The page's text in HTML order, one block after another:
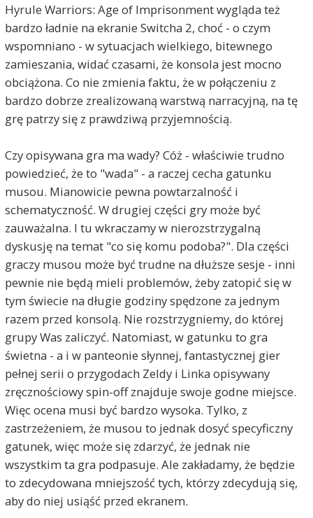
Hyrule Warriors: Age of Imprisonment wygląda też
bardzo ładnie na ekranie Switcha 2, choć - o czym
wspomniano - w sytuacjach wielkiego, bitewnego
zamieszania, widać czasami, że konsola jest mocno
obciążona. Co nie zmienia faktu, że w połączeniu z
bardzo dobrze zrealizowaną warstwą narracyjną, na tę
grę patrzy się z prawdziwą przyjemnością.
Czy opisywana gra ma wady? Cóż - właściwie trudno
powiedzieć, że to "wada" - a raczej cecha gatunku
musou. Mianowicie pewna powtarzalność i
schematyczność. W drugiej części gry może być
zauważalna. I tu wkraczamy w nierozstrzygalną
dyskusję na temat "co się komu podoba?". Dla części
graczy musou może być trudne na dłuższe sesje - inni
pewnie nie będą mieli problemów, żeby zatopić się w
tym świecie na długie godziny spędzone za jednym
razem przed konsolą. Nie rozstrzygniemy, do której
grupy Was zaliczyć. Natomiast, w gatunku to gra
świetna - a i w panteonie słynnej, fantastycznej gier
pełnej serii o przygodach Zeldy i Linka opisywany
zręcznościowy spin-off znajduje swoje godne miejsce.
Więc ocena musi być bardzo wysoka. Tylko, z
zastrzeżeniem, że musou to jednak dosyć specyficzny
gatunek, więc może się zdarzyć, że jednak nie
wszystkim ta gra podpasuje. Ale zakładamy, że będzie
to zdecydowana mniejszość tych, którzy zdecydują się,
aby do niej usiąść przed ekranem.